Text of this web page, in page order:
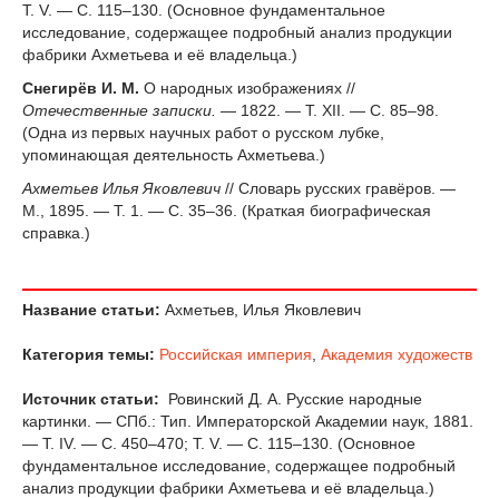
Т. V. — С. 115–130. (Основное фундаментальное
исследование, содержащее подробный анализ продукции
фабрики Ахметьева и её владельца.)
Снегирёв И. М. О народных изображениях //
Отечественные записки. — 1822. — Т. XII. — С. 85–98.
(Одна из первых научных работ о русском лубке,
упоминающая деятельность Ахметьева.)
Ахметьев Илья Яковлевич // Словарь русских гравёров. —
М., 1895. — Т. 1. — С. 35–36. (Краткая биографическая
справка.)
Название статьи: Ахметьев, Илья Яковлевич
Категория темы: Российская империя Академия художеств
Источник статьи:
Ровинский Д. А. Русские народные
картинки. — СПб.: Тип. Императорской Академии наук, 1881.
— Т. IV. — С. 450–470; Т. V. — С. 115–130. (Основное
фундаментальное исследование, содержащее подробный
анализ продукции фабрики Ахметьева и её владельца.)